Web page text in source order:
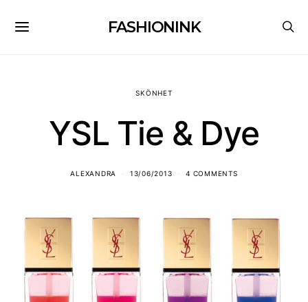
FASHIONINK
SKÖNHET
YSL Tie & Dye
ALEXANDRA 13/06/2013 4 COMMENTS